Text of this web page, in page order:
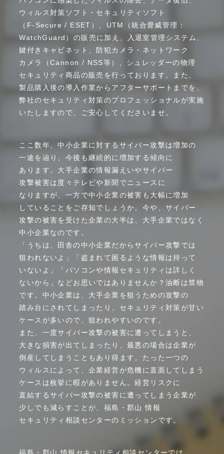
ウィルス対策ソフト ・ セキュリティ ソフト
（F-Secure / ESET）、 UTM （統合脅威管理 ：
WatchGuard） の販売に加え、 入退室管理 システム、
鍵付き キャビネット、 防犯カメラ ・ ネットワーク
カメラ
（Cannon / NSS等）、 シュレッダーの物理
セキュリティ 商品の販売を行って おります。
また、
製品購入後の導入 作業から アフターサポート までを、
弊社のセキュリティ 対策のプロフェッショナルが実施
いたしますので、 ご安心 して ください ませ。
ここ数年、中小企業に対するサイバー攻撃は増加の
一途を辿り、 今後も継続的に増加する傾向に
あります。 大手企業の情報漏えいやサイバー
攻撃被害は度々 テレビや新聞でニュースに
なりますが、 一方で中小企業の被害も 大幅に増加
している ことをご存知でしょうか。 今や、 サイバー
攻撃の被害を 受けた企業の大半は、 大手企業ではなく
中小企業なのです。
「うちは、
田舎の中小企業だからサイバー攻撃では
狙われないよ」
「盗まれて 困るような情報は持って
いないよ」
「パソコンや情報 セキュリティは詳しく
ないから」 などお思いではありませんか？ 油断は禁物
です。 中小企業は、 大手企業を狙う ための攻撃の
踏み台に されて しまったり、 セキュリティ 対策が甘い
ケースが多いので、 狙われやすいのです。
また、 一度サイバー攻撃の被害に遭って しまうと、
大きな損害が出て しまったり、 最悪の場合は企業が
倒産 してしまう ことも あり得ます。 たった一つの
ウィルスに よって、 企業経営が危機に直面して しまう
ケースは枚挙に暇がありません。経営 リスクに
直結するサイバー攻撃の被害に遭って しまう企業が
少しでも減らす ことが、 福島・ 郡山 情報
セキュリティ 相談 センターの ミッション です。